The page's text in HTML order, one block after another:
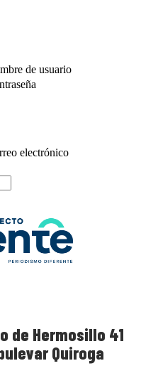
de usuario
electrónico
de Hermosillo 41
Quiroga